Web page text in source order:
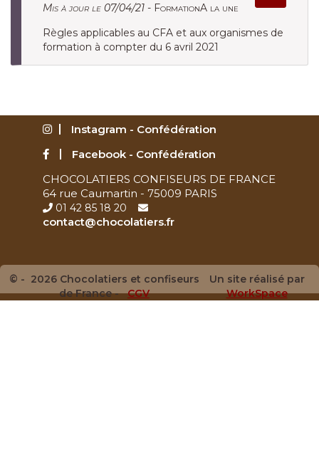
Mis à jour le 07/04/21 - FormationA la une
Règles applicables au CFA et aux organismes de
formation à compter du 6 avril 2021
Instagram - Confédération
Facebook - Confédération
CHOCOLATIERS CONFISEURS DE FRANCE
64 rue Caumartin - 75009 PARIS
01 42 85 18 20
contact@chocolatiers.fr
© - 2026 Chocolatiers et confiseurs
de France -CGV
Un site réalisé par
WorkSpace